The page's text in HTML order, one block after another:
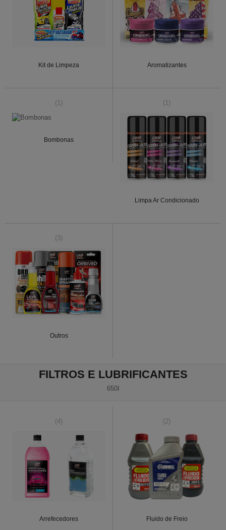
Kit de Limpeza Aromatizantes
(1)
Bombonas
(1)
Limpa Ar Condicionado
(3)
Outros
FILTROS E LUBRIFICANTES
650I
(4)
Arrefecedores
(2)
Fluido de Freio